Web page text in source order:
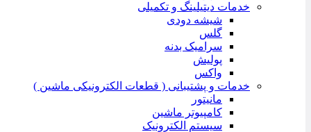
خدمات دیتیلینگ و تکمیلی
شیشه دودی
گلس
سرامیک بدنه
پولیش
واکس
خدمات و پشتیبانی ( قطعات الکترونیکی ماشین )
مانیتور
کامپیوتر ماشین
سیستم الکترونیک